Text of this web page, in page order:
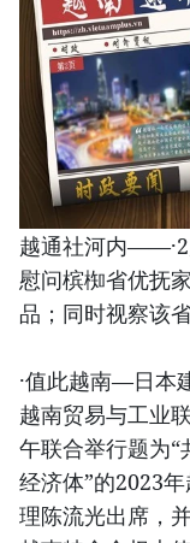
越通社河内——·2
慰问槟椥省优抚
品；同时视察该
·值此越南—日本
越南贸易与工业
午联合举行题为
经济体”的2023
理陈流光出席，